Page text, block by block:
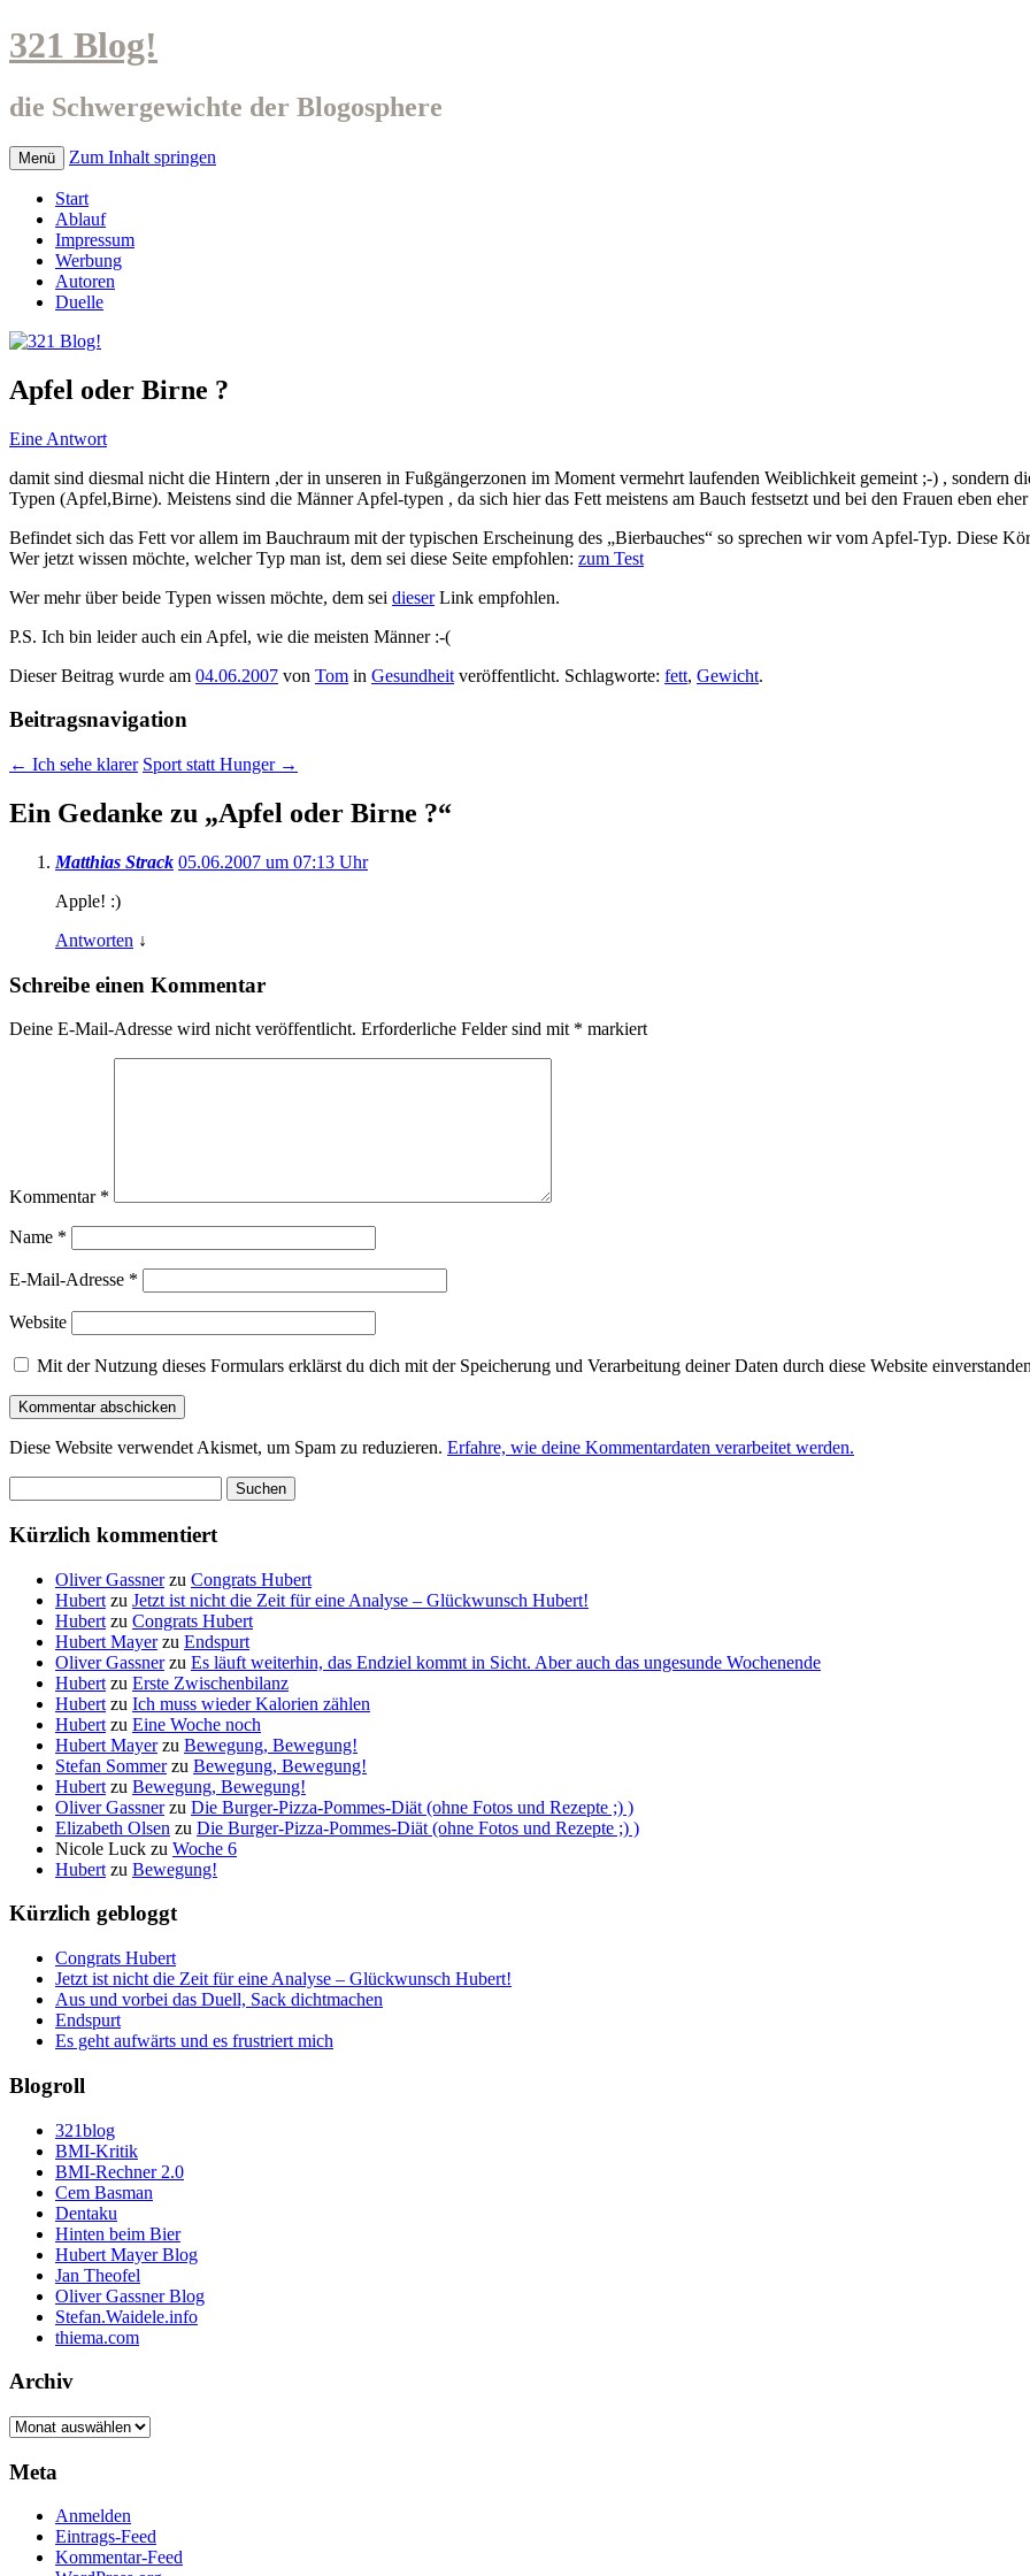
321 Blog!
die Schwergewichte der Blogosphere
Menü Zum Inhalt springen
Start
Ablauf
Impressum
Werbung
Autoren
Duelle
Apfel oder Birne ?
Eine Antwort
damit sind diesmal nicht die Hintern ,der in unseren in Fußgängerzonen im Moment vermehrt laufenden Weiblichkeit gemeint ;-) , sondern
Typen (Apfel,Birne). Meistens sind die Männer Apfel-typen , da sich hier das Fett meistens am Bauch festsetzt und bei den Frauen eben
Befindet sich das Fett vor allem im Bauchraum mit der typischen Erscheinung des „Bierbauches“ so sprechen wir vom Apfel-Typ. Diese
Wer jetzt wissen möchte, welcher Typ man ist, dem sei diese Seite empfohlen: zum Test
Wer mehr über beide Typen wissen möchte, dem sei dieserLink empfohlen.
P.S. Ich bin leider auch ein Apfel, wie die meisten Männer :-(
Dieser Beitrag wurde am 04.06.2007 von Tom in Gesundheit veröffentlicht. Schlagworte: fett, Gewicht.
Beitragsnavigation
← Ich sehe klarer Sport statt Hunger →
Ein Gedanke zu „Apfel oder Birne ?“
Matthias Strack 05.06.2007 um 07:13 Uhr
Apple! :)
Antworten ↓
Schreibe einen Kommentar
Deine E-Mail-Adresse wird nicht veröffentlicht. Erforderliche Felder sind mit * markiert
Kommentar *
Name *
E-Mail-Adresse *
Website
Mit der Nutzung dieses Formulars erklärst du dich mit der Speicherung und Verarbeitung deiner Daten durch diese Website
Diese Website verwendet Akismet, um Spam zu reduzieren. Erfahre, wie deine Kommentardaten verarbeitet werden.
nach:
Kürzlich kommentiert
Oliver Gassnerzu Congrats Hubert
Hubert zu Jetzt ist nicht die Zeit für eine Analyse – Glückwunsch Hubert!
Hubert zu Congrats Hubert
Hubert Mayerzu Endspurt
Oliver Gassnerzu Es läuft weiterhin, das Endziel kommt in Sicht. Aber auch das ungesunde Wochenende
Hubert zu Erste Zwischenbilanz
Hubert zu Ich muss wieder Kalorien zählen
Hubert zu Eine Woche noch
Hubert Mayerzu Bewegung, Bewegung!
Stefan Sommerzu Bewegung, Bewegung!
Hubert zu Bewegung, Bewegung!
Oliver Gassnerzu Die Burger-Pizza-Pommes-Diät (ohne Fotos und Rezepte ;) )
Elizabeth Olsen zu Die Burger-Pizza-Pommes-Diät (ohne Fotos und Rezepte ;) )
Nicole Luck zu Woche 6
Hubert zu Bewegung!
Kürzlich gebloggt
Congrats Hubert
Jetzt ist nicht die Zeit für eine Analyse – Glückwunsch Hubert!
Aus und vorbei das Duell, Sack dichtmachen
Endspurt
Es geht aufwärts und es frustriert mich
Blogroll
321blog
BMI-Kritik
BMI-Rechner 2.0
Cem Basman
Dentaku
Hinten beim Bier
Hubert Mayer Blog
Jan Theofel
Oliver Gassner Blog
Stefan.Waidele.info
thiema.com
Archiv
Archiv
Meta
Anmelden
Eintrags-Feed
Kommentar-Feed